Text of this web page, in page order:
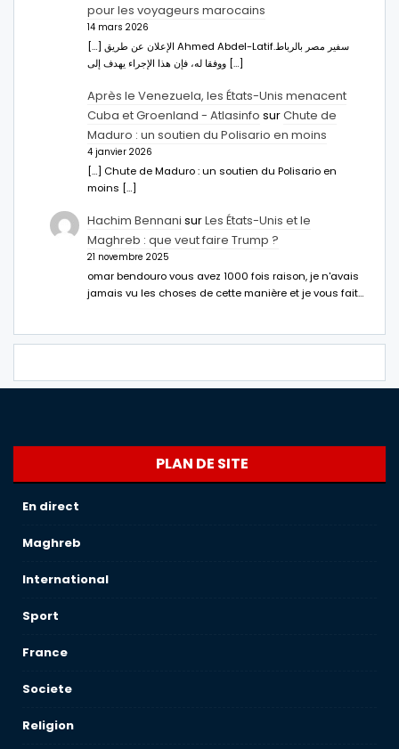
pour les voyageurs marocains
14 mars 2026
[…] الإعلان عن طريق Ahmed Abdel-Latifسفير مصر بالرباط.
ووفقا له، فإن هذا الإجراء يهدف إلى […]
Après le Venezuela, les États-Unis menacent
Cuba et Groenland - Atlasinfo surChute de
Maduro : un soutien du Polisario en moins
4 janvier 2026
[…] Chute de Maduro : un soutien du Polisario en
moins […]
Hachim Bennani surLes États-Unis et le
Maghreb : que veut faire Trump ?
21 novembre 2025
omar bendouro vous avez 1000 fois raison, je n'avais
jamais vu les choses de cette manière et je vous fait…
PLAN DE SITE
En direct
Maghreb
International
Sport
France
Societe
Religion